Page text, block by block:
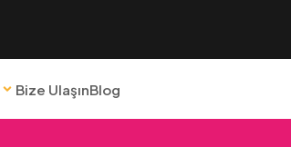
Bize UlaşınBlog